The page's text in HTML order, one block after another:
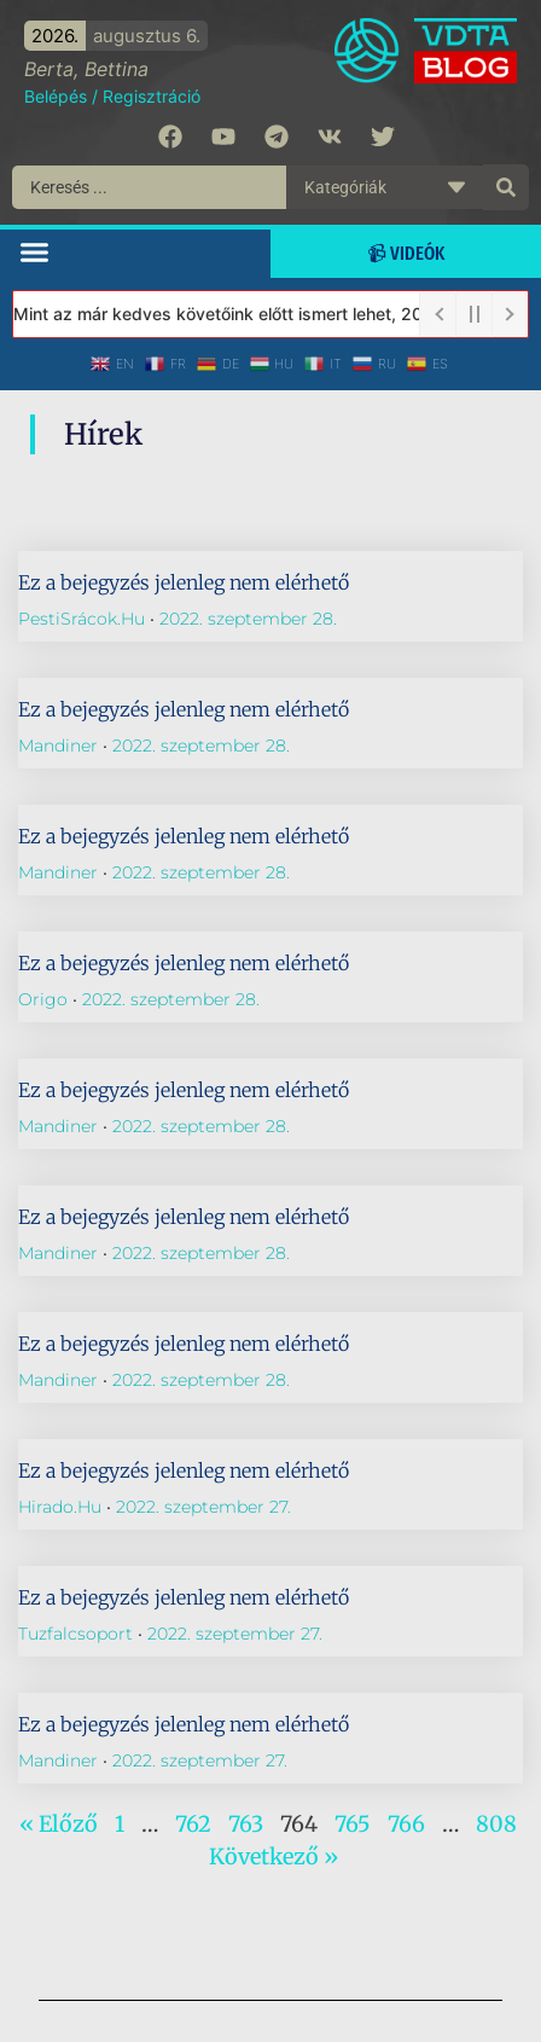
2026. augusztus 6.
Berta, Bettina
Belépés / Regisztráció
📹 VIDEÓK
az már kedves követőink előtt ismert lehet, 2023-tól a
EN FR DE HU IT RU ES
Hírek
Ez a bejegyzés jelenleg nem elérhető
PestiSrácok.hu 2022. szeptember 28.
Ez a bejegyzés jelenleg nem elérhető
Mandiner 2022. szeptember 28.
Ez a bejegyzés jelenleg nem elérhető
Mandiner 2022. szeptember 28.
Ez a bejegyzés jelenleg nem elérhető
Origo 2022. szeptember 28.
Ez a bejegyzés jelenleg nem elérhető
Mandiner 2022. szeptember 28.
Ez a bejegyzés jelenleg nem elérhető
Mandiner 2022. szeptember 28.
Ez a bejegyzés jelenleg nem elérhető
Mandiner 2022. szeptember 28.
Ez a bejegyzés jelenleg nem elérhető
Hirado.hu 2022. szeptember 27.
Ez a bejegyzés jelenleg nem elérhető
Tuzfalcsoport 2022. szeptember 27.
Ez a bejegyzés jelenleg nem elérhető
Mandiner 2022. szeptember 27.
« Előző 1 … 762 763 764 765 766 …
808
Következő »